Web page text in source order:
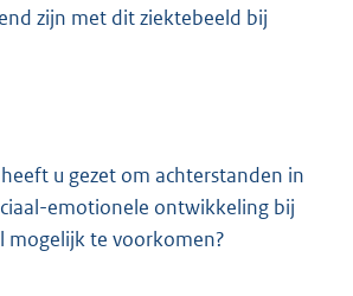
zijn met dit ziektebeeld bij
u gezet om achterstanden in
emotionele ontwikkeling bij
mogelijk te voorkomen?